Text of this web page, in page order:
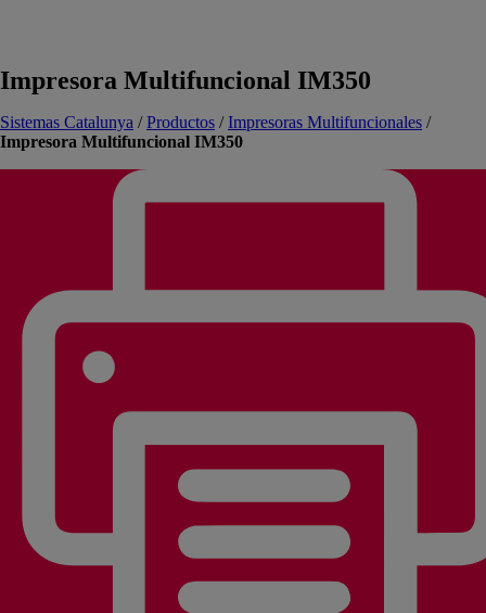
Impresora Multifuncional IM350
Sistemas Catalunya /Productos /Impresoras Multifuncionales /
Impresora Multifuncional IM350